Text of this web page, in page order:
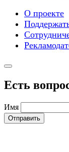
О проекте
Есть
Имя